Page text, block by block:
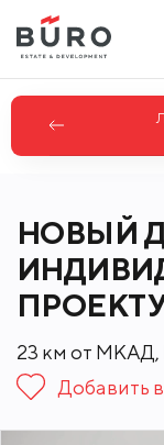
НОВЫЙ
23 км от
Добавить